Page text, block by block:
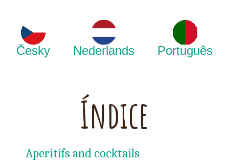
Česky Nederlands Português
Índice
Aperitifs and cocktails